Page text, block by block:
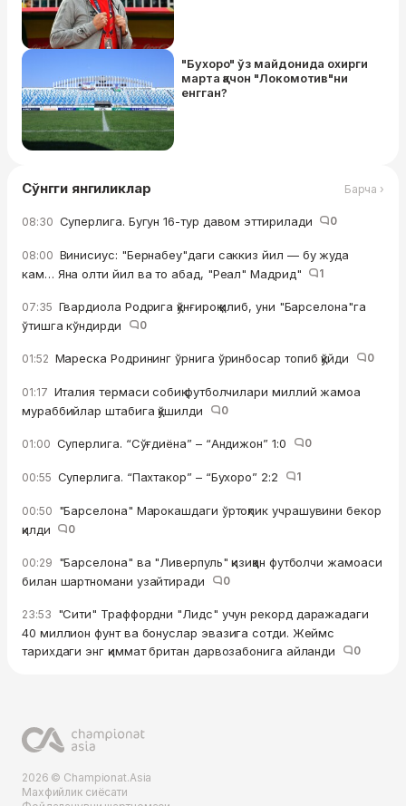
"Бухоро" ўз майдонида охирги
марта қачон "Локомотив"ни
енгган?
Сўнгги янгиликлар Барча ›
08:30 Суперлига. Бугун 16-тур давом эттирилади 0
08:00 Винисиус: "Бернабеу"даги саккиз йил — бу жуда
кам… Яна олти йил ва то абад, "Реал" Мадрид"
1
07:35 Гвардиола Родрига қўнғироқ қилиб, уни "Барселона"га
ўтишга кўндирди
0
01:52 Мареска Родрининг ўрнига ўринбосар топиб қўйди 0
01:17 Италия термаси собиқ футболчилари миллий жамоа
мураббийлар штабига қўшилди
0
01:00 Суперлига. “Сўғдиёна” – “Андижон” 1:0 0
00:55 Суперлига. “Пахтакор” – “Бухоро” 2:2 1
00:50 "Барселона" Марокашдаги ўртоқлик учрашувини бекор
қилди
0
00:29 "Барселона" ва "Ливерпуль" қизиққан футболчи жамоаси
билан шартномани узайтиради
0
23:53 "Сити" Траффордни "Лидс" учун рекорд даражадаги
40 миллион фунт ва бонуслар эвазига сотди. Жеймс
тарихдаги энг қиммат британ дарвозабонига айланди
0
2026 © Championat.Asia
Махфийлик сиёсати